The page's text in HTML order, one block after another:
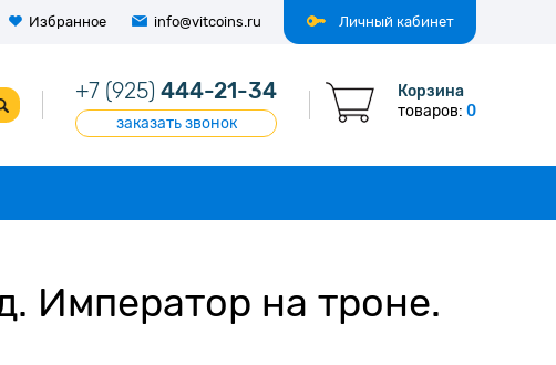
Личный кабинет
Избранное info@vitcoins.ru
+7 (925) 444-21-34
заказать звонок
Корзина
товаров: 0
Император на троне.